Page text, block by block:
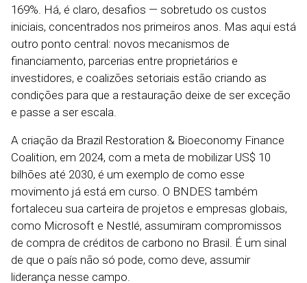
169%. Há, é claro, desafios — sobretudo os custos
iniciais, concentrados nos primeiros anos. Mas aqui está
outro ponto central: novos mecanismos de
financiamento, parcerias entre proprietários e
investidores, e coalizões setoriais estão criando as
condições para que a restauração deixe de ser exceção
e passe a ser escala.
A criação da Brazil Restoration & Bioeconomy Finance
Coalition, em 2024, com a meta de mobilizar US$ 10
bilhões até 2030, é um exemplo de como esse
movimento já está em curso. O BNDES também
fortaleceu sua carteira de projetos e empresas globais,
como Microsoft e Nestlé, assumiram compromissos
de compra de créditos de carbono no Brasil. É um sinal
de que o país não só pode, como deve, assumir
liderança nesse campo.